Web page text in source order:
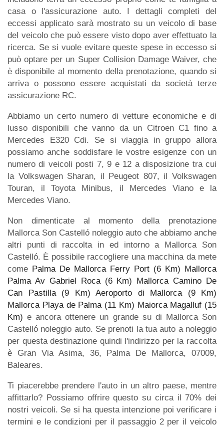
casa o l'assicurazione auto. I dettagli completi del
eccessi applicato sarà mostrato su un veicolo di base
del veicolo che può essere visto dopo aver effettuato la
ricerca. Se si vuole evitare queste spese in eccesso si
può optare per un Super Collision Damage Waiver, che
è disponibile al momento della prenotazione, quando si
arriva o possono essere acquistati da società terze
assicurazione RC.
Abbiamo un certo numero di vetture economiche e di
lusso disponibili che vanno da un Citroen C1 fino a
Mercedes E320 Cdi. Se si viaggia in gruppo allora
possiamo anche soddisfare le vostre esigenze con un
numero di veicoli posti 7, 9 e 12 a disposizione tra cui
la Volkswagen Sharan, il Peugeot 807, il Volkswagen
Touran, il Toyota Minibus, il Mercedes Viano e la
Mercedes Viano.
Non dimenticate al momento della prenotazione
Mallorca Son Castelló noleggio auto che abbiamo anche
altri punti di raccolta in ed intorno a Mallorca Son
Castelló. È possibile raccogliere una macchina da mete
come Palma De Mallorca Ferry Port (6 Km) Mallorca
Palma Av Gabriel Roca (6 Km) Mallorca Camino De
Can Pastilla (9 Km) Aeroporto di Mallorca (9 Km)
Mallorca Playa de Palma (11 Km) Maiorca Magalluf (15
Km) e ancora ottenere un grande su di Mallorca Son
Castelló noleggio auto. Se prenoti la tua auto a noleggio
per questa destinazione quindi l'indirizzo per la raccolta
è Gran Via Asima, 36, Palma De Mallorca, 07009,
Baleares.
Ti piacerebbe prendere l'auto in un altro paese, mentre
affittarlo? Possiamo offrire questo su circa il 70% dei
nostri veicoli. Se si ha questa intenzione poi verificare i
termini e le condizioni per il passaggio 2 per il veicolo